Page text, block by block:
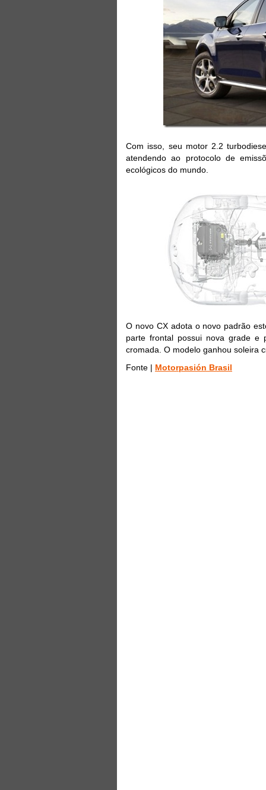
Com isso, seu motor 2.2
atendendo ao protocolo de
ecológicos do mundo.
O novo CX adota o novo padrão
parte frontal possui nova grade e
cromada. O modelo ganhou soleira
Fonte | Motorpasión Brasil